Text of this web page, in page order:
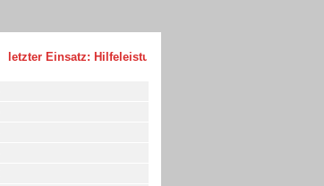
letzter Einsatz: Hilfeleistung - klein - 02.08.2026 um 17:53